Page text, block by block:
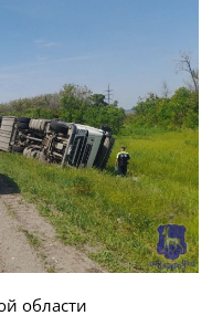
области